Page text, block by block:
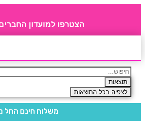
הצטרפו למועדון
תוצאות
לצפיה בכל התוצאות
משלוח חינם החל מ-